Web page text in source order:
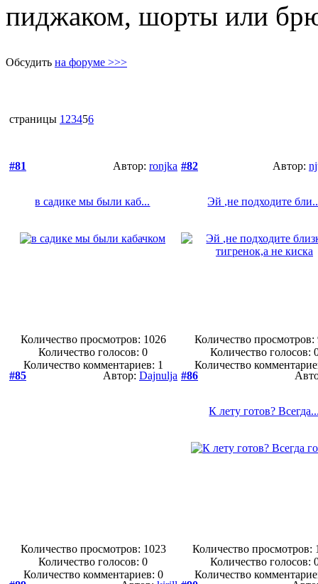
пиджаком, шорты или
Обсудить на форуме >>>
страницы 1 23456
#81 Автор: ronjka
в садике мы были каб...
Количество просмотров: 1026
Количество голосов:0
Количество комментариев: 1
#82 Автор:
Эй ,не подходите
Количество просмотров:
Количество голосов:
Количество
#85
Автор: Dajnulja
Количество просмотров: 1023
Количество голосов:0
Количество комментариев: 0
#86
К лету готов?
Количество просмотров:
Количество голосов:
Количество